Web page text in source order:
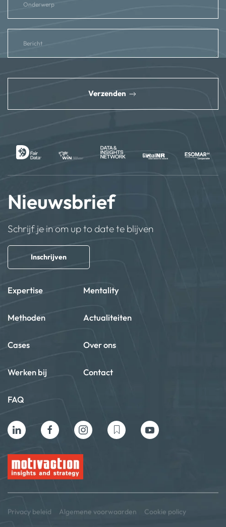
Verzenden
Nieuwsbrief
Schrijf je in om up to date te blijven
Inschrijven
Expertise Mentality
Methoden Actualiteiten
Cases Over ons
Werken bij Contact
FAQ
Privacy beleid Algemene voorwaarden Cookie policy